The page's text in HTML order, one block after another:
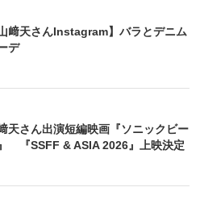
山﨑天さんInstagram】バラとデニム
デ
天さん出演短編映画『ソニックビー
『SSFF & ASIA 2026』上映決定